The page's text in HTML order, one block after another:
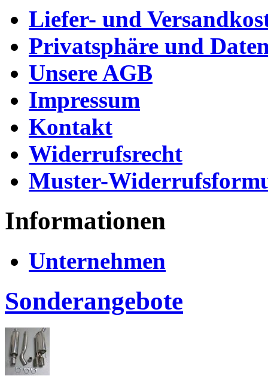
Liefer- und
Privatsphäre und
Unsere AGB
Impressum
Kontakt
Widerrufsrecht
Muster-
Informationen
Unternehmen
Sonderangebote